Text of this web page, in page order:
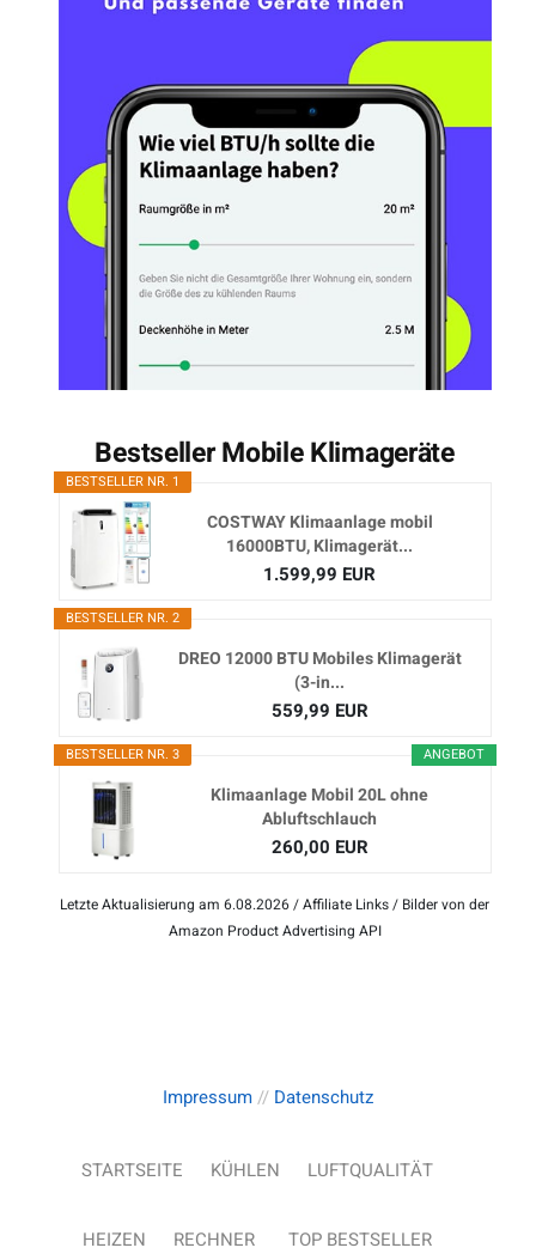
Bestseller Mobile Klimageräte
BESTSELLER NR. 1
COSTWAY Klimaanlage mobil
16000BTU, Klimagerät...
1.599,99 EUR
BESTSELLER NR. 2
DREO 12000 BTU Mobiles Klimagerät
(3-in...
559,99 EUR
ANGEBOT
BESTSELLER NR. 3
Klimaanlage Mobil 20L ohne
Abluftschlauch
260,00 EUR
Letzte Aktualisierung am 6.08.2026 / Affiliate Links / Bilder von der
Amazon Product Advertising API
Impressum// Datenschutz
STARTSEITE KÜHLEN LUFTQUALITÄT
HEIZEN RECHNER TOP BESTSELLER